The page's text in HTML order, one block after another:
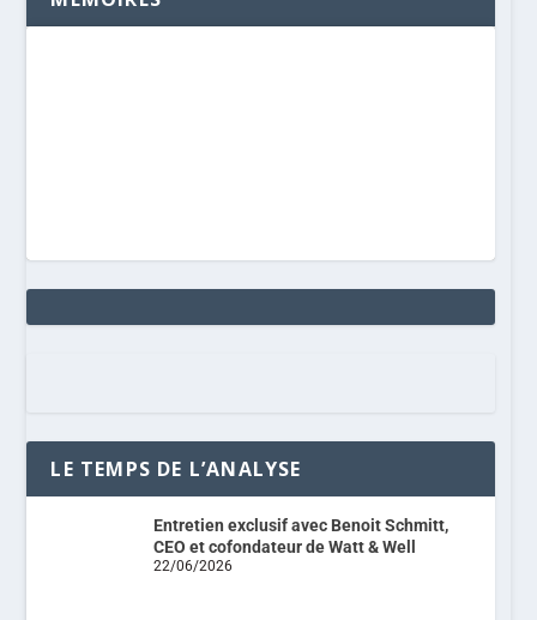
LE TEMPS DE L’ANALYSE
Entretien exclusif avec Benoit Schmitt,
CEO et cofondateur de Watt & Well
22/06/2026